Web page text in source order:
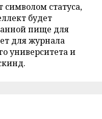
символом статуса,
будет
пище для
для журнала
университета и